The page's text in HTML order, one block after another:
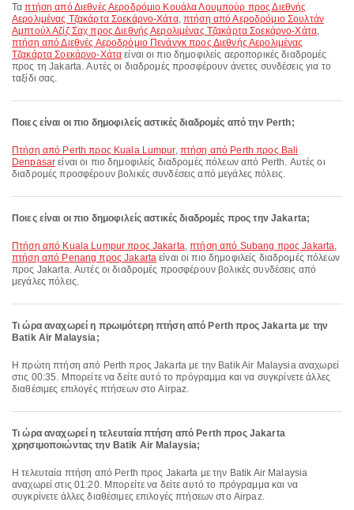
Ταπτήση από Διεθνές Αεροδρόμιο Κουάλα Λουμπούρ προς Διεθνής
Αερολιμένας Τζακάρτα Σοεκάρνο-Χάτα,πτήση από Αεροδρόμιο Σουλτάν
Αμπτούλ Αζίζ Σαχ προς Διεθνής Αερολιμένας Τζακάρτα Σοεκάρνο-Χάτα,
πτήση από Διεθνές Αεροδρόμιο Πενάνγκ προς Διεθνής Αερολιμένας
Τζακάρτα Σοεκάρνο-Χάτα είναι οι πιο δημοφιλείς αεροπορικές διαδρομές
προς τη Jakarta. Αυτές οι διαδρομές προσφέρουν άνετες συνδέσεις για το
ταξίδι σας.
Ποιες είναι οι πιο δημοφιλείς αστικές διαδρομές από την Perth;
πτήση από Perth προς Kuala Lumpur, πτήση από Perth προς Bali
Denpasar είναι οι πιο δημοφιλείς διαδρομές πόλεων από Perth. Αυτές οι
διαδρομές προσφέρουν βολικές συνδέσεις από μεγάλες πόλεις.
Ποιες είναι οι πιο δημοφιλείς αστικές διαδρομές προς την Jakarta;
πτήση από Kuala Lumpur προς Jakarta,πτήση από Subang προς Jakarta,
πτήση από Penang προς Jakarta είναι οι πιο δημοφιλείς διαδρομές πόλεων
προς Jakarta. Αυτές οι διαδρομές προσφέρουν βολικές συνδέσεις από
μεγάλες πόλεις.
Τι ώρα αναχωρεί η πρωιμότερη πτήση από Perth προς Jakarta με την
Batik Air Malaysia;
Η πρώτη πτήση από Perth προς Jakarta με την Batik Air Malaysia αναχωρεί
στις 00:35. Μπορείτε να δείτε αυτό το πρόγραμμα και να συγκρίνετε άλλες
διαθέσιμες επιλογές πτήσεων στο Airpaz.
Τι ώρα αναχωρεί η τελευταία πτήση από Perth προς Jakarta
χρησιμοποιώντας την Batik Air Malaysia;
Η τελευταία πτήση από Perth προς Jakarta με την Batik Air Malaysia
αναχωρεί στις 01:20. Μπορείτε να δείτε αυτό το πρόγραμμα και να
συγκρίνετε άλλες διαθέσιμες επιλογές πτήσεων στο Airpaz.